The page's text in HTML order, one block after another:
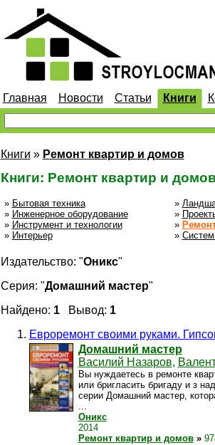
Главная Новости Статьи Книги
Книги » Ремонт квартир и домов
Книги: Ремонт квартир и домов
» Бытовая техника
» Инженерное оборудование
» Инструмент и технологии
» Интерьер
»
»
»
»
Издательство: "Оникс"
Серия: "Домашний мастер"
Найдено: 1Вывод: 1
Евроремонт своими руками.
Домашний мастер
Василий Назаров,
Вы нуждаетесь в ремонте
или бригласить бригаду и з
серии Домашний мастер,
...
Оникс
2014
Ремонт квартир и домов »